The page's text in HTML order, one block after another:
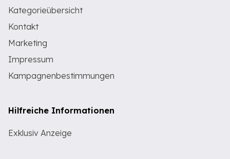
Kategorieübersicht
Kontakt
Marketing
Impressum
Kampagnenbestimmungen
Hilfreiche Informationen
Exklusiv Anzeige